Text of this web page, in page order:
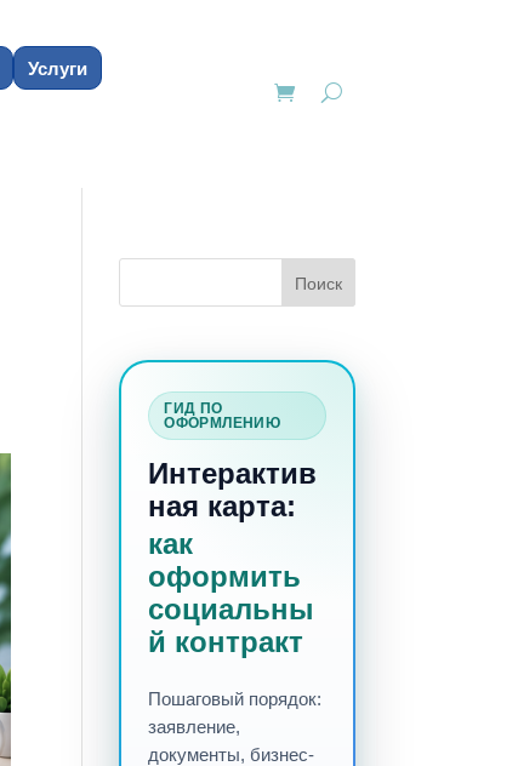
Услуги
ГИД ПО
ОФОРМЛЕНИЮ
Интерактив
ная карта:
как
оформить
социальны
й контракт
Пошаговый порядок:
заявление,
документы, бизнес-